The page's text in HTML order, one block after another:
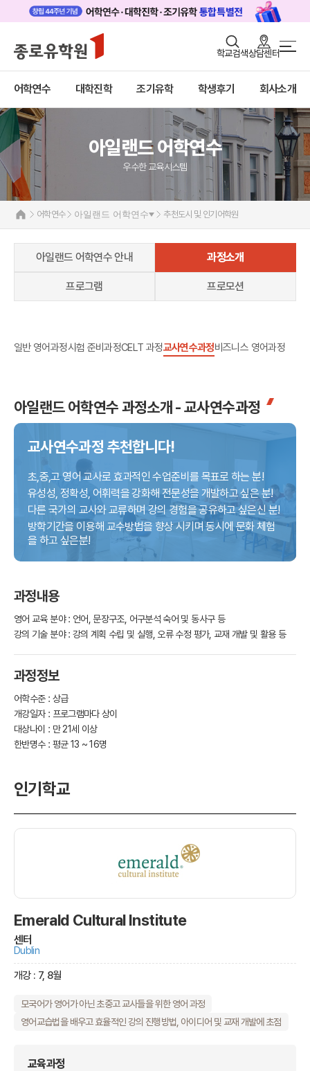
학교검색상담센터
어학연수 대학진학 조기유학 학생후기 회사소개
로그인 회원가입
어학연수
대학진학
조기/캠프
프로그램
학생후기
고객서비스
유학가이드
종로유학원
미국
캐나다
호주
뉴질랜드
아일랜드
아일랜드 어학연수 안내
과정소개
프로그램
프로모션
몰타
일본
어학연수 정보
아일랜드 어학연수
우수한 교육시스템
어학연수 아일랜드 어학연수 추천도시 및 인기어학원
아일랜드 어학연수 안내 과정소개
프로그램 프로모션
일반 영어과정시험 준비과정CELT 과정교사연수과정비즈니스 영어과정
아일랜드 어학연수 과정소개 - 교사연수과정
교사연수과정 추천합니다!
초,중,고 영어 교사로 효과적인 수업준비를 목표로 하는 분!
유성성, 정확성, 어휘력을 강화해 전문성을 개발하고 싶은 분!
다른 국가의 교사와 교류하며 강의 경험을 공유하고 싶은신 분!
방학기간을 이용해 교수방법을 향상 시키며 동시에 문화 체험
을 하고 싶은분!
과정내용
영어 교육 분야 : 언어, 문장구조, 어구분석 숙어 및 동사구 등
강의 기술 분야 : 강의 계획 수립 및 실행, 오류 수정 평가, 교재 개발 및 활용 등
과정정보
어학수준 : 상급
개강일자 : 프로그램마다 상이
대상나이 : 만 21세 이상
한반명수 : 평균 13 ~ 16명
인기학교
Emerald Cultural Institute
센터
Dublin
개강 : 7, 8월
모국어가 영어가 아닌 초중고 교사들을 위한 영어 과정
영어교습법을 배우고 효율적인 강의 진행방법, 아이디어 및 교재 개발에 초점
교육과정